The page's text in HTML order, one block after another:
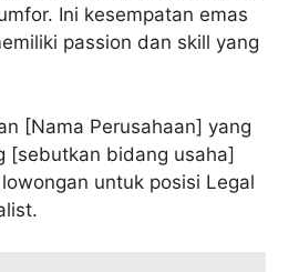
Ini kesempatan emas
passion dan skill yang
[Nama Perusahaan] yang
[sebutkan bidang usaha]
untuk posisi Legal